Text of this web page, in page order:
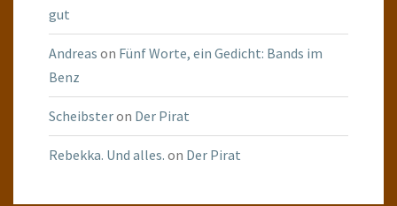
gut
Andreas on Fünf Worte, ein Gedicht: Bands im
Benz
Scheibsteron Der Pirat
Rebekka. Und alles. on Der Pirat